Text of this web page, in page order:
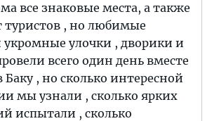
все знаковые места, а также
туристов , но любимые
улочки , дворики и
всего один день вместе
Баку , но сколько интересной
мы узнали , сколько ярких
испытали , сколько